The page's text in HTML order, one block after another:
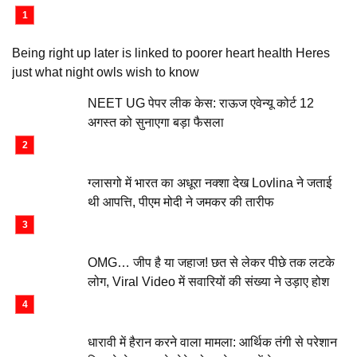
Being right up later is linked to poorer heart health Heres
just what night owls wish to know
NEET UG पेपर लीक केस: राऊज एवेन्यू कोर्ट 12
अगस्त को सुनाएगा बड़ा फैसला
ग्लासगो में भारत का अधूरा नक्शा देख Lovlina ने जताई
थी आपत्ति, पीएम मोदी ने जमकर की तारीफ
OMG… जीप है या जहाज! छत से लेकर पीछे तक लटके
लोग, Viral Video में सवारियों की संख्या ने उड़ाए होश
धारावी में हैरान करने वाला मामला: आर्थिक तंगी से परेशान